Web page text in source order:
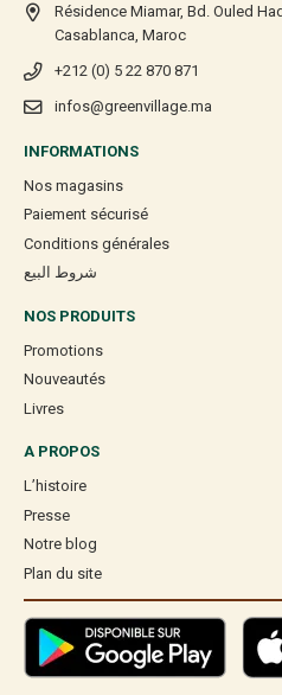
Résidence Miamar, Bd. Ouled
Casablanca, Maroc
+212 (0) 5 22 870 871
infos@greenvillage.ma
INFORMATIONS
Nos magasins
Paiement sécurisé
Conditions générales
شروط البيع
NOS PRODUITS
Promotions
Nouveautés
Livres
A PROPOS
L’histoire
Presse
Notre blog
Plan du site